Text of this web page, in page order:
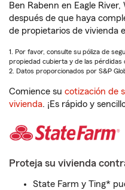
Ben Rabenn en Eagle
después de que haya
de propietarios de vivienda
1. Por favor, consulte su póliza de
propiedad cubierta y de las pérdidas
2. Datos proporcionados por S&P
Comience su cotización de
vivienda. ¡Es rápido y
Proteja su vivienda
State Farm y Ting*